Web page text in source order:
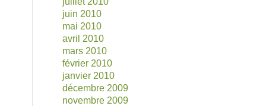
juin 2010
mai 2010
avril 2010
mars 2010
février 2010
janvier 2010
décembre 2009
novembre 2009